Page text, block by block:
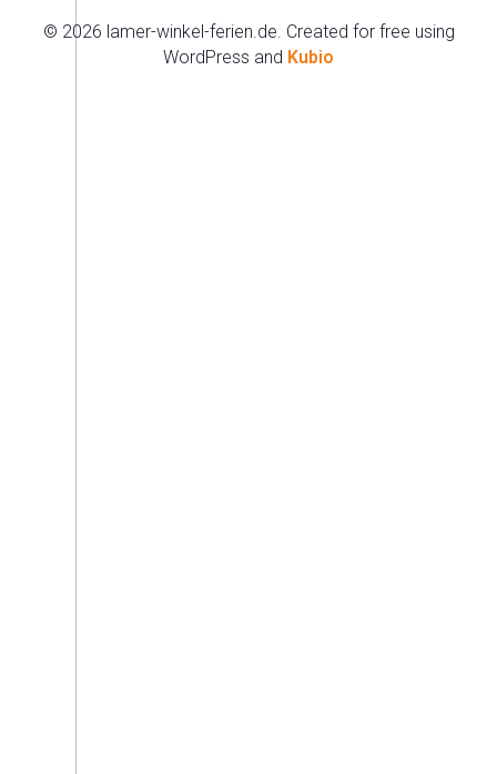
© 2026 lamer-winkel-ferien.de. Created for free using
WordPress and Kubio